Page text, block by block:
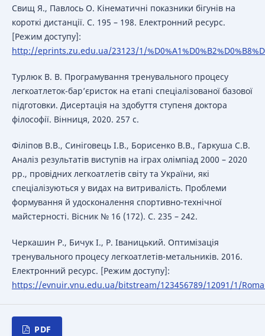
Свищ Я., Павлось О. Кінематичні показники бігунів на
короткі дистанції. С. 195 – 198. Електронний ресурс.
[Режим доступу]:
http://eprints.zu.edu.ua/23123/1/
Турлюк В. В. Програмування тренувального процесу
легкоатлеток-бар’єристок на етапі спеціалізованої базової
підготовки. Дисертація на здобуття ступеня доктора
філософії. Вінниця, 2020. 257 с.
Філіпов В.В., Синіговець І.В., Борисенко В.В., Гаркуша С.В.
Аналіз результатів виступів на іграх олімпіад 2000 – 2020
рр., провідних легкоатлетів світу та України, які
спеціалізуються у видах на витривалість. Проблеми
формування й удосконалення спортивно-технічної
майстерності. Вісник № 16 (172). С. 235 – 242.
Черкашин Р., Бичук І., Р. Іваницький. Оптимізація
тренувального процесу легкоатлетів-метальників. 2016.
Електронний ресурс. [Режим доступу]:
https://evnuir.vnu.edu.ua/bitstream/123456789/12091/1/
PDF